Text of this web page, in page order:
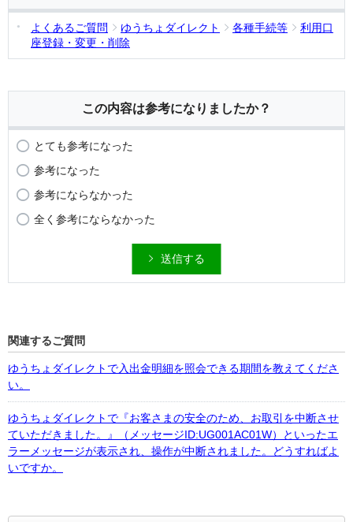
よくあるご質問 ゆうちょダイレクト 各種手続等
利用口
座登録・変更・削除
この内容は参考になりましたか？
とても参考になった
参考になった
参考にならなかった
全く参考にならなかった
送信する
関連するご質問
ゆうちょダイレクトで入出金明細を照会できる期間を教えてくださ
い。
ゆうちょダイレクトで『お客さまの安全のため、お取引を中断させ
ていただきました。』（メッセージID:UG001AC01W）といったエ
ラーメッセージが表示され、操作が中断されました。どうすればよ
いですか。